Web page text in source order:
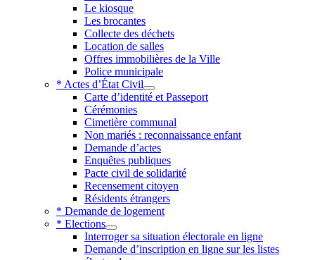
Le kiosque
Les brocantes
Collecte des déchets
Location de salles
Offres immobilières de la Ville
Police municipale
* Actes d’État Civil
Carte d’identité et Passeport
Cérémonies
Cimetière communal
Non mariés : reconnaissance enfant
Demande d’actes
Enquêtes publiques
Pacte civil de solidarité
Recensement citoyen
Résidents étrangers
* Demande de logement
* Elections
Interroger sa situation électorale en ligne
Demande d’inscription en ligne sur les listes